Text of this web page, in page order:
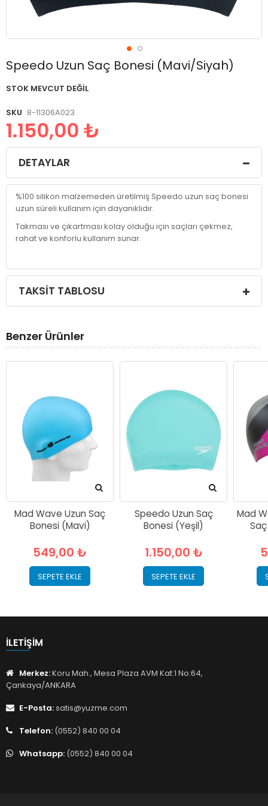
Speedo Uzun Saç Bonesi (Mavi/Siyah)
STOK MEVCUT DEĞIL
SKU 8-11306A023
1.150,00 ₺
Resim
galerisinin
başlangıcına
DETAYLAR
%100 silikon malzemeden üretilmiş Speedo uzun saç bonesi
uzun süreli kullanım için dayanıklıdır.
Takması ve çıkartması kolay olduğu için saçları çekmez,
rahat ve konforlu kullanım sunar.
TAKSIT TABLOSU
Benzer Ürünler
Mad Wave Uzun Saç
Bonesi (Mavi)
549,00 ₺
SEPETE EKLE
Speedo Uzun Saç
Bonesi (Yeşil)
1.150,00 ₺
SEPETE EKLE
Mad
İLETIŞIM
Merkez:Koru Mah., Mesa Plaza AVM Kat:1 No:64,
Çankaya/ANKARA
E-Posta:satis@yuzme.com
Telefon: (0552) 840 00 04
Whatsapp: (0552) 840 00 04